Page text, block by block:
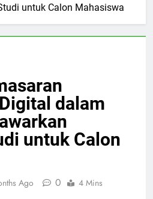
untuk Calon Mahasiswa
dalam
untuk Calon
Ago 0 4 Mins